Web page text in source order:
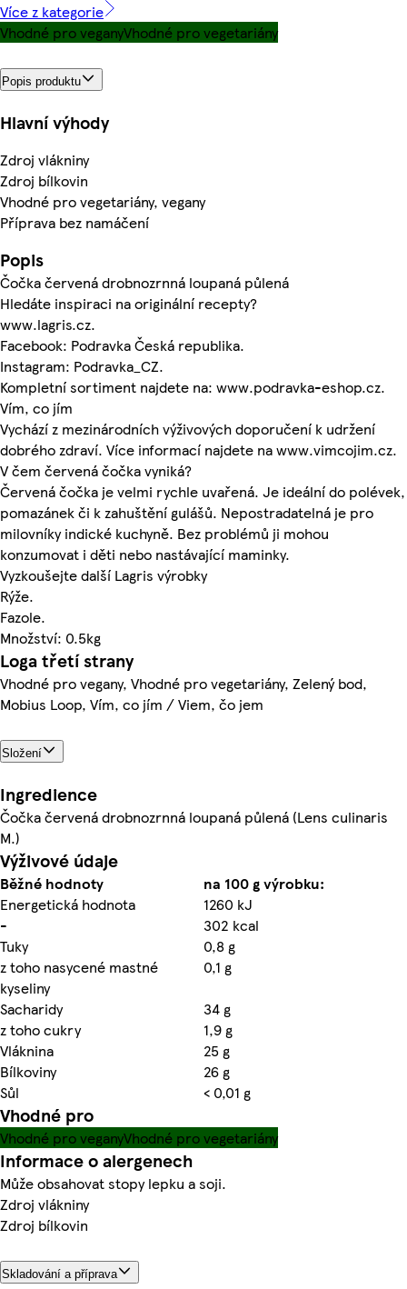
Více z kategorie
Vhodné pro veganyVhodné pro vegetariány
Popis produktu
Hlavní výhody
Zdroj vlákniny
Zdroj bílkovin
Vhodné pro vegetariány, vegany
Příprava bez namáčení
Popis
Čočka červená drobnozrnná loupaná půlená
Hledáte inspiraci na originální recepty?
www.lagris.cz.
Facebook: Podravka Česká republika.
Instagram: Podravka_CZ.
Kompletní sortiment najdete na: www.podravka-eshop.cz.
Vím, co jím
Vychází z mezinárodních výživových doporučení k udržení
dobrého zdraví. Více informací najdete na www.vimcojim.cz.
V čem červená čočka vyniká?
Červená čočka je velmi rychle uvařená. Je ideální do polévek,
pomazánek či k zahuštění gulášů. Nepostradatelná je pro
milovníky indické kuchyně. Bez problémů ji mohou
konzumovat i děti nebo nastávající maminky.
Vyzkoušejte další Lagris výrobky
Rýže.
Fazole.
Množství: 0.5kg
Loga třetí strany
Vhodné pro vegany, Vhodné pro vegetariány, Zelený bod,
Mobius Loop, Vím, co jím / Viem, čo jem
Složení
Ingredience
Čočka červená drobnozrnná loupaná půlená (Lens culinaris
M.)
Výživové údaje
Běžné hodnoty
na 100 g výrobku:
Energetická hodnota
1260 kJ
-
302 kcal
Tuky
0,8 g
z toho nasycené mastné
kyseliny
0,1 g
Sacharidy
34 g
z toho cukry
1,9 g
Vláknina
25 g
Bílkoviny
26 g
Sůl
< 0,01 g
Vhodné pro
Vhodné pro veganyVhodné pro vegetariány
Informace o alergenech
Může obsahovat stopy lepku a soji.
Zdroj vlákniny
Zdroj bílkovin
Skladování a příprava